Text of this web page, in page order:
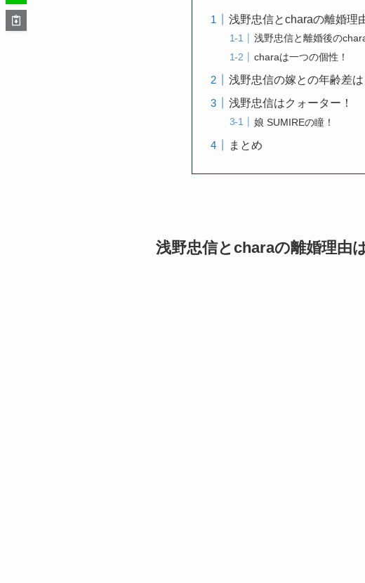
浅野忠信とcharaの離婚理
浅野忠信と離婚後の
charaは一つの個性！
浅野忠信の嫁との年齢差は
浅野忠信はクォーター！
娘 SUMIREの瞳！
まとめ
浅野忠信とcharaの離婚理由